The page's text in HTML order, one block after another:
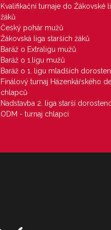
Kvalifikační turnaje do Žákovské
žáků
Český pohár mužů
Žákovská liga starších žáků
Baráž o Extraligu mužů
Baráž o 1.ligu mužů
Baráž o 1. ligu mladších
Finálový turnaj Házenkářského
chlapců
Nadstavba 2. liga starší
ODM - turnaj chlapci